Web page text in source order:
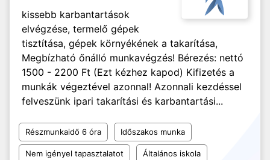
kissebb karbantartások
elvégzése, termelő gépek
tisztítása, gépek környékének a takarítása,
Megbízható őnálló munkavégzés! Bérezés: nettó
1500 - 2200 Ft (Ezt kézhez kapod) Kifizetés a
munkák végeztével azonnal! Azonnali kezdéssel
felveszünk ipari takarítási és karbantartási...
Részmunkaidő 6 óra Időszakos munka
Nem igényel tapasztalatot Általános iskola